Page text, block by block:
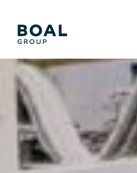
MEDIA
CAREERS
CONTACT